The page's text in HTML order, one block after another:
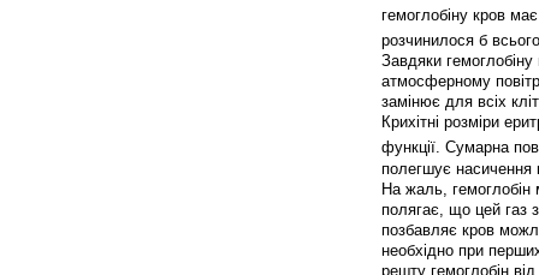
гемоглобіну кров
розчинилося б
Завдяки
атмосферному
замінює для всіх
Крихітні розміри
функції. Сумарна
полегшує насичення
На жаль, гемоглобін
полягає, що цей газ
позбавляє кров
необхідно при
решту гемоглобін